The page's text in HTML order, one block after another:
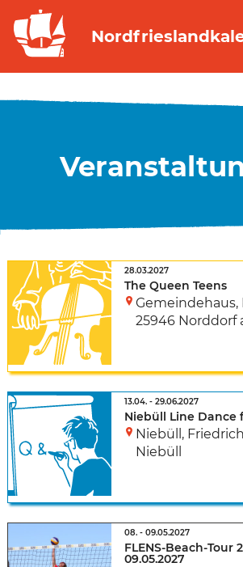
28.03.2027
The Queen Teens
Gemeindehaus,
25946 Norddorf
13.04. - 29.06.2027
Niebüll Line Dance
Niebüll ,
Niebüll
08. - 09.05.2027
FLENS-Beach-Tour
09.05.2027